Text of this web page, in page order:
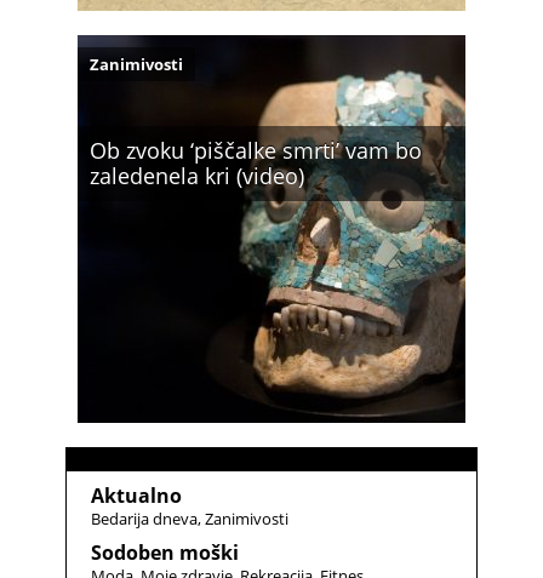
Ob zvoku ‘piščalke smrti’ vam bo
zaledenela kri (video)
Zanimivosti
Aktualno
Bedarija dneva Zanimivosti
Sodoben moški